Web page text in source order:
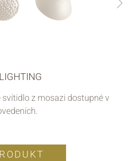
svítidlo z mosazi dostupné v